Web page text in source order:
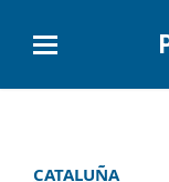
CATALUÑA